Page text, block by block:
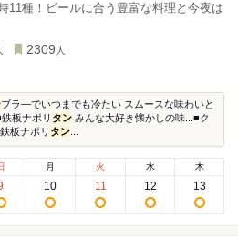
11種！ビールに合う豊富な料理と今夜は
2309 人
ブラ―でいつまでも冷たい スムースな味わいと
板ナポリ タン みんな大好き懐かしの味...■ク
板ナポリ タン
月
10
火
11
水
12
木
13